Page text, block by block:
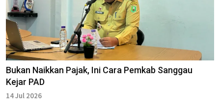
Bukan Naikkan Pajak, Ini Cara Pemkab Sanggau
Kejar PAD
14 Jul 2026